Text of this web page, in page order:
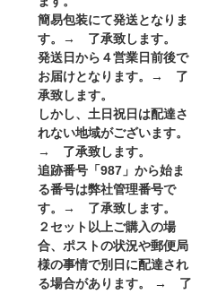
簡易包装にて発送となりま
す。→ 了承致します。
発送日から４営業日前後で
お届けとなります。→ 了
承致します。
しかし、土日祝日は配達さ
れない地域がございます。
→ 了承致します。
追跡番号「987」から始ま
る番号は弊社管理番号で
す。→ 了承致します。
２セット以上ご購入の場
合、ポストの状況や郵便局
様の事情で別日に配達され
る場合があります。 → 了